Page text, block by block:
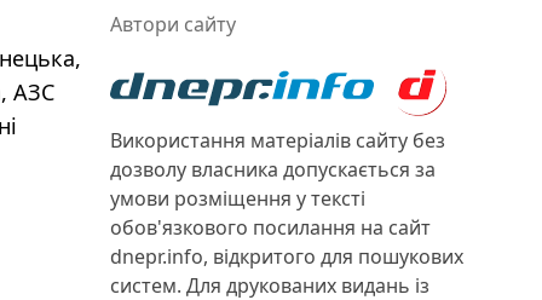
АЗС
Автори сайту
Використання матеріалів сайту без
дозволу власника допускається за
умови розміщення у тексті
обов'язкового посилання на сайт
dnepr.info, відкритого для пошукових
систем. Для друкованих видань із